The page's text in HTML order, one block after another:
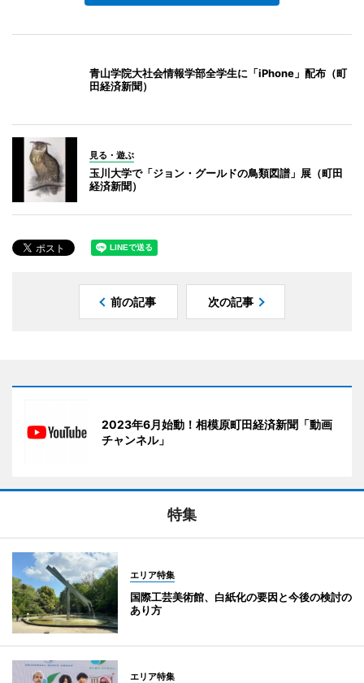
青山学院大社会情報学部全学生に「iPhone」配布（町
田経済新聞）
見る・遊ぶ
玉川大学で「ジョン・グールドの鳥類図譜」展（町田
経済新聞）
前の記事 次の記事
2023年6月始動！相模原町田経済新聞「動画
チャンネル」
特集
エリア特集
国際工芸美術館、白紙化の要因と今後の検討の
あり方
エリア特集